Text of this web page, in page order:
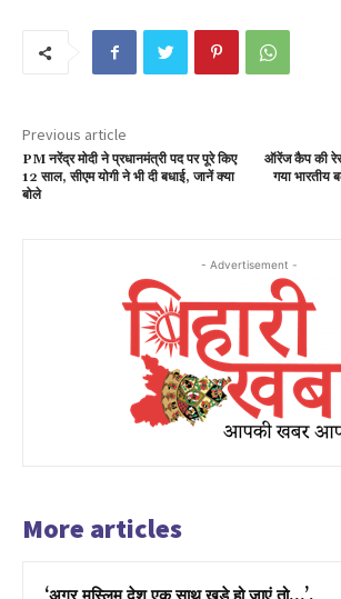
Previous article
PM नरेंद्र मोदी ने प्रधानमंत्री पद पर पूरे किए
12 साल, सीएम योगी ने भी दी बधाई, जानें क्या
बोले
ऑरेंज कैप की रेस
गया
- Advertisement -
More articles